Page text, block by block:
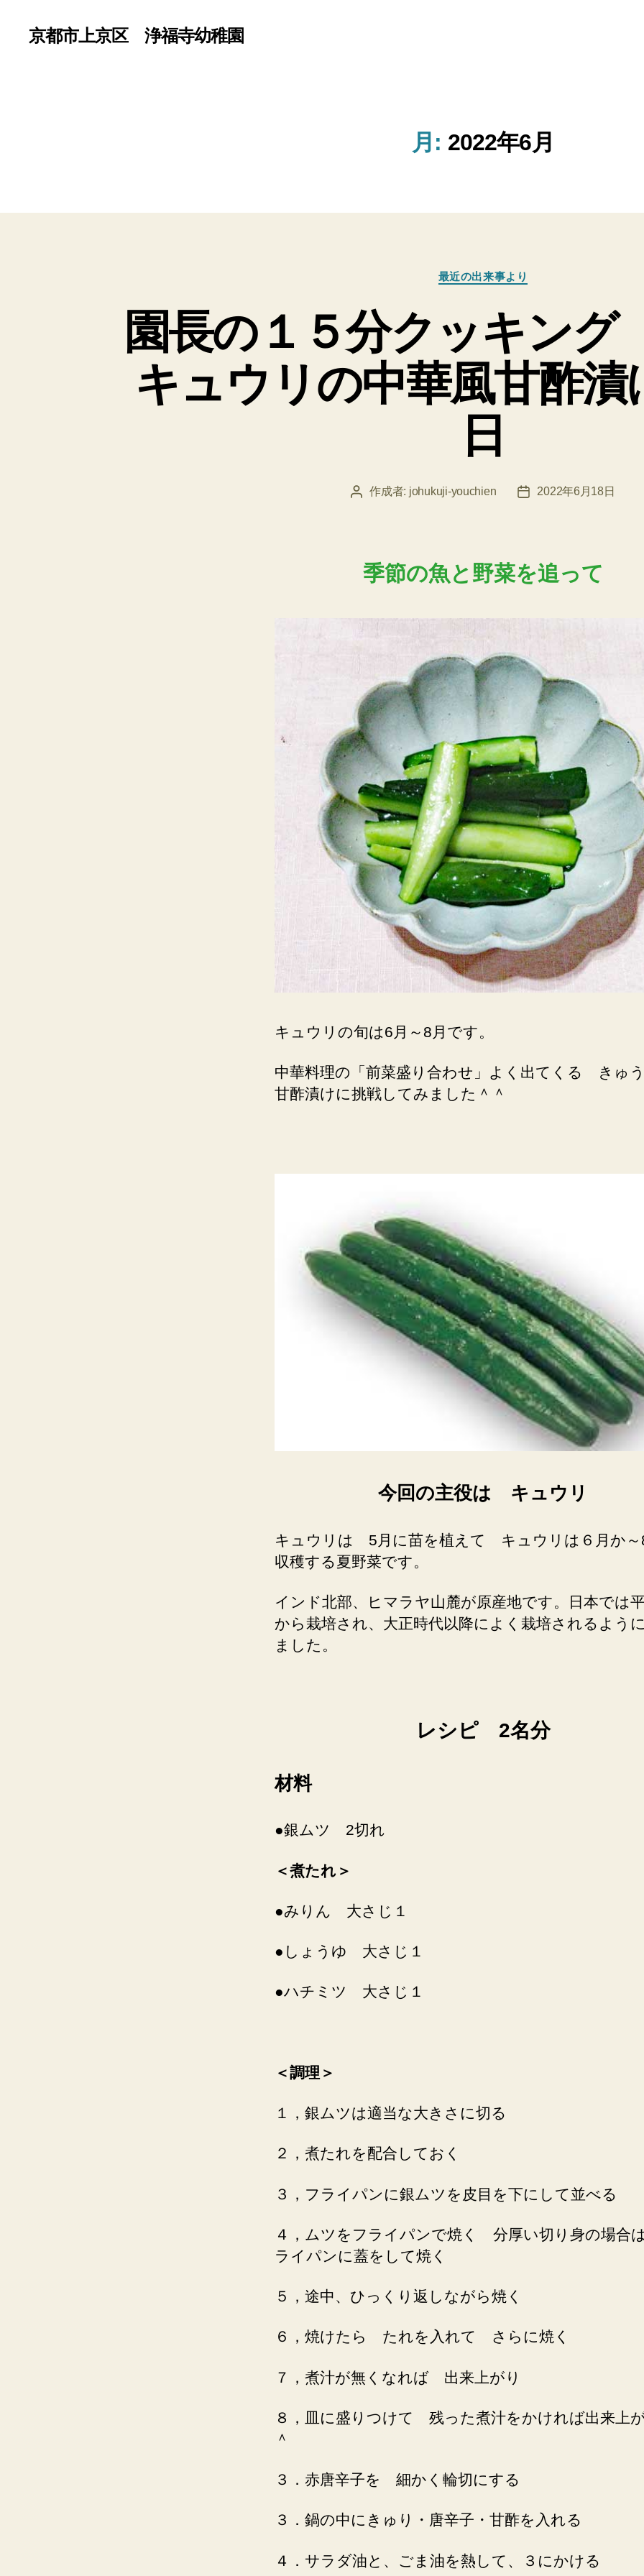
京都市上京区 浄福寺幼稚園
月: 2022年6月
カ
テ
ー
最近の出来事より
園長の１５分クッキン
キュウリの中華風甘酢
日
投
作成者: johukuji-youchien
投
2022年6月18日
季節の魚と野菜を追って
キュウリの旬は6月～8月です。
中華料理の「前菜盛り合わせ」よく出てくる きゅ
甘酢漬けに挑戦してみました＾＾
今回の主役は キュウリ
キュウリは 5月に苗を植えて キュウリは６月か～
収穫する夏野菜です。
インド北部、ヒマラヤ山麓が原産地です。日本では
から栽培され、大正時代以降によく栽培されるよう
ました。
レシピ 2名分
材料
●銀ムツ 2切れ
＜煮たれ＞
●みりん 大さじ１
●しょうゆ 大さじ１
●ハチミツ 大さじ１
＜調理＞
１，銀ムツは適当な大きさに切る
２，煮たれを配合しておく
３，フライパンに銀ムツを皮目を下にして並べる
４，ムツをフライパンで焼く 分厚い切り身の場
ライパンに蓋をして焼く
５，途中、ひっくり返しながら焼く
６，焼けたら たれを入れて さらに焼く
７，煮汁が無くなれば 出来上がり
８，皿に盛りつけて 残った煮汁をかければ出来上
＾
３．赤唐辛子を 細かく輪切にする
３．鍋の中にきゅり・唐辛子・甘酢を入れる
４．サラダ油と、ごま油を熱して、３にかける